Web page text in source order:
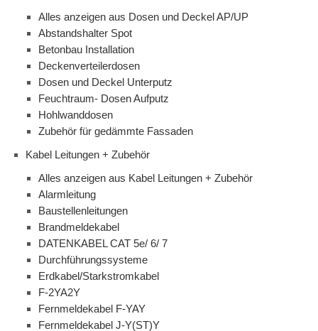
Alles anzeigen aus Dosen und Deckel AP/UP
Abstandshalter Spot
Betonbau Installation
Deckenverteilerdosen
Dosen und Deckel Unterputz
Feuchtraum- Dosen Aufputz
Hohlwanddosen
Zubehör für gedämmte Fassaden
Kabel Leitungen + Zubehör
Alles anzeigen aus Kabel Leitungen + Zubehör
Alarmleitung
Baustellenleitungen
Brandmeldekabel
DATENKABEL CAT 5e/ 6/ 7
Durchführungssysteme
Erdkabel/Starkstromkabel
F-2YA2Y
Fernmeldekabel F-YAY
Fernmeldekabel J-Y(ST)Y